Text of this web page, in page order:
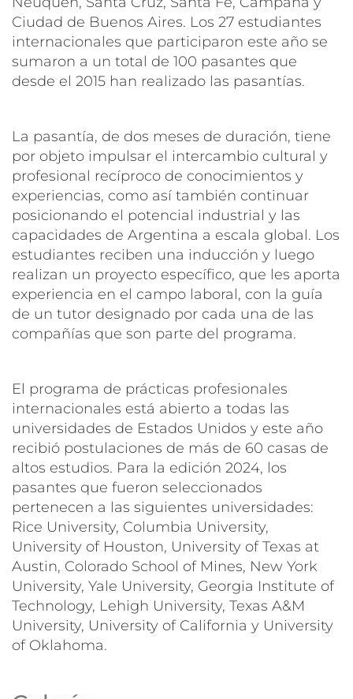
Ciudad de Buenos Aires. Los 27 estudiantes
internacionales que participaron este año se
sumaron a un total de 100 pasantes que
desde el 2015 han realizado las pasantías.
La pasantía, de dos meses de duración, tiene
por objeto impulsar el intercambio cultural y
profesional recíproco de conocimientos y
experiencias, como así también continuar
posicionando el potencial industrial y las
capacidades de Argentina a escala global. Los
estudiantes reciben una inducción y luego
realizan un proyecto específico, que les aporta
experiencia en el campo laboral, con la guía
de un tutor designado por cada una de las
compañías que son parte del programa.
El programa de prácticas profesionales
internacionales está abierto a todas las
universidades de Estados Unidos y este año
recibió postulaciones de más de 60 casas de
altos estudios. Para la edición 2024, los
pasantes que fueron seleccionados
pertenecen a las siguientes universidades:
Rice University, Columbia University,
University of Houston, University of Texas at
Austin, Colorado School of Mines, New York
University, Yale University, Georgia Institute of
Technology, Lehigh University, Texas A&M
University, University of California y University
of Oklahoma.